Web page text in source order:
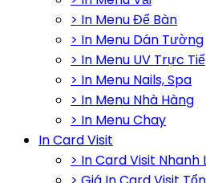
> In Menu Để Bàn
> In Menu Dán Tường
> In Menu UV Trực
> In Menu Nails, Spa
> In Menu Nhà Hàng
> In Menu Chay
In Card Visit
> In Card Visit Nhanh